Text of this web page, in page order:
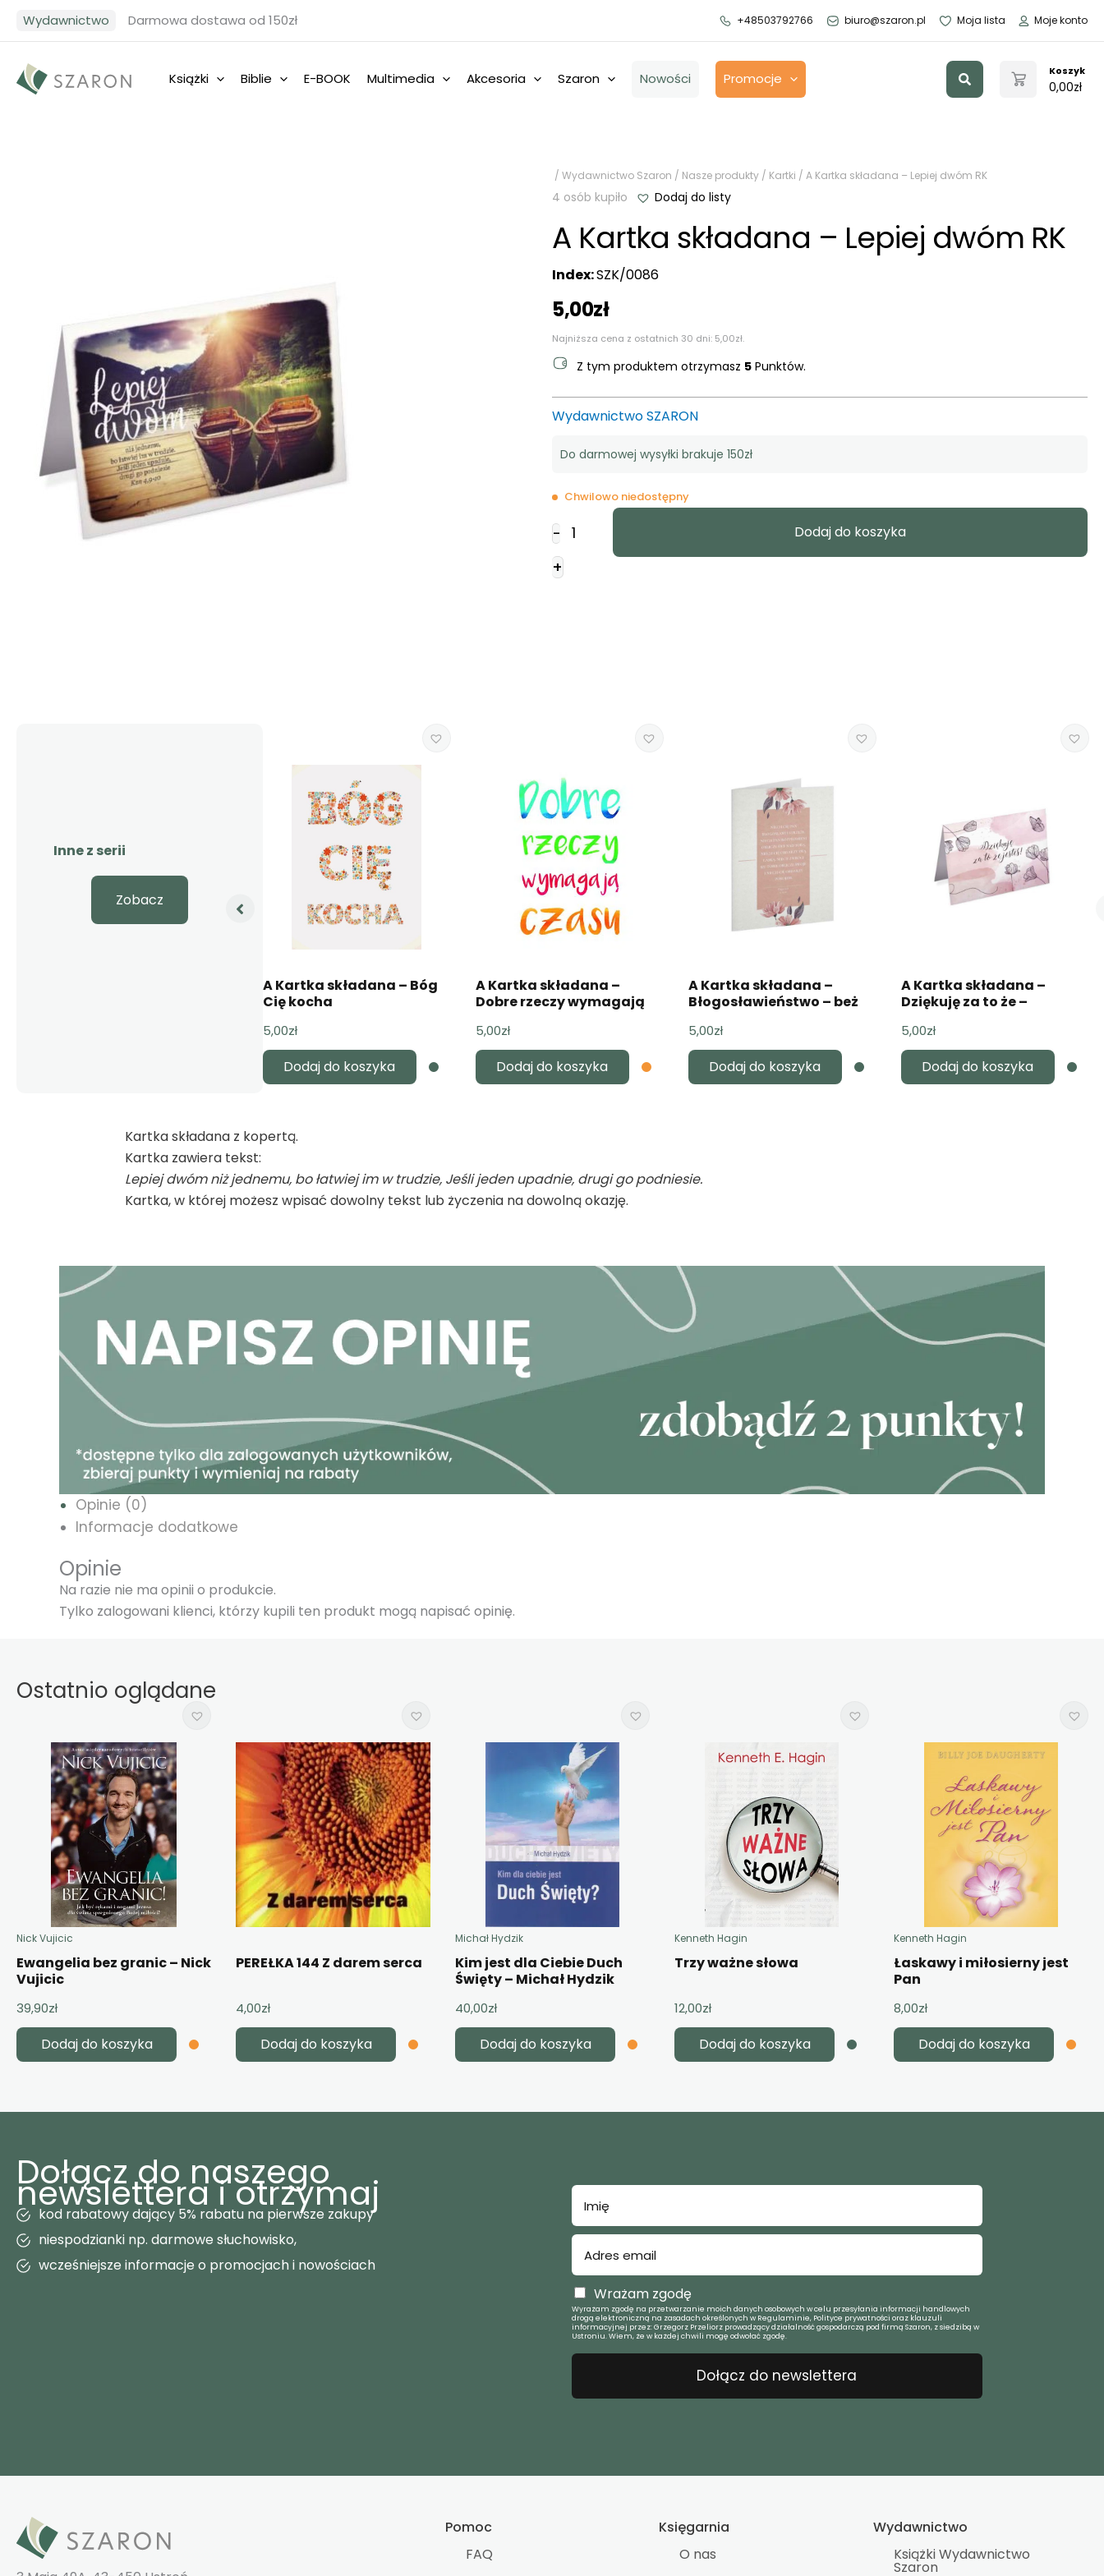
Wydawnictwo Darmowa dostawa od 150zł +48503792766 biuro@szaron.pl Moja lista Moje konto
Książki Biblie E-BOOK Multimedia Akcesoria Szaron Nowości Promocje Szukaj Koszyk
0,00zł
/ Wydawnictwo Szaron / Nasze produkty / Kartki / A Kartka składana – Lepiej dwóm RK
4 osób kupiło Dodaj do listy
A Kartka składana – Lepiej dwóm RK
Index:SZK/0086
5,00zł
Najniższa cena z ostatnich 30 dni: 5,00zł.
Z tym produktem otrzymasz 5 Punktów.
Wydawnictwo SZARON
Do darmowej wysyłki brakuje 150zł
Chwilowo niedostępny
-
Kartka
składana
+
Dodaj do koszyka
Inne z serii
Zobacz
A Kartka składana – Bóg
Cię kocha
5,00zł
Dodaj do koszyka
A Kartka składana –
Dobre rzeczy wymagają
5,00zł
Dodaj do koszyka
A Kartka składana –
Błogosławieństwo – beż
5,00zł
Dodaj do koszyka
A Kartka składana –
Dziękuję za to że –
5,00zł
Dodaj do koszyka
Kartka składana z kopertą.
Kartka zawiera tekst:
Lepiej dwóm niż jednemu, bo łatwiej im w trudzie, Jeśli jeden upadnie, drugi go podniesie.
Kartka, w której możesz wpisać dowolny tekst lub życzenia na dowolną okazję.
Opinie (0)
Informacje dodatkowe
Opinie
Na razie nie ma opinii o produkcie.
Tylko zalogowani klienci, którzy kupili ten produkt mogą napisać opinię.
Ostatnio oglądane
Nick Vujicic
Ewangelia bez granic – Nick
Vujicic
39,90zł
Dodaj do koszyka
PEREŁKA 144 Z darem serca
4,00zł
Dodaj do koszyka
Michał Hydzik
Kim jest dla Ciebie Duch
Święty – Michał Hydzik
40,00zł
Dodaj do koszyka
Kenneth Hagin
Trzy ważne słowa
12,00zł
Dodaj do koszyka
Kenneth Hagin
Łaskawy i miłosierny jest
Pan
8,00zł
Dodaj do koszyka
Dołącz do naszego
newslettera i otrzymaj
kod rabatowy dający 5% rabatu na pierwsze zakupy
niespodzianki np. darmowe słuchowisko,
wcześniejsze informacje o promocjach i nowościach
Wrażam zgodę
Wyrażam zgodę na przetwarzanie moich danych osobowych w celu przesyłania informacji handlowych
drogą elektroniczną na zasadach określonych w Regulaminie, Polityce prywatności oraz klauzuli
informacyjnej przez: Grzegorz Przeliorz prowadzący działalność gospodarczą pod firmą Szaron, z siedzibą w
Ustroniu. Wiem, że w każdej chwili mogę odwołać zgodę.
Dołącz do newslettera
Pomoc
FAQ
Księgarnia
O nas
Wydawnictwo
Książki Wydawnictwo
Szaron